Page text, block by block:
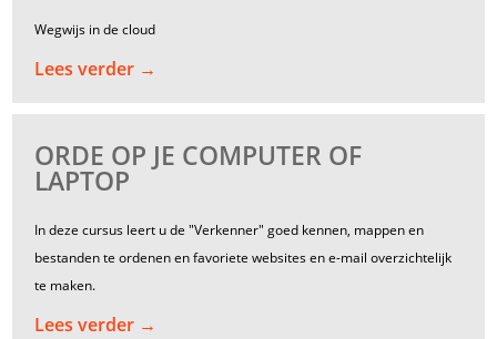
Wegwijs in de cloud
Lees verder →
ORDE OP JE COMPUTER OF
LAPTOP
In deze cursus leert u de "Verkenner" goed kennen, mappen en
bestanden te ordenen en favoriete websites en e-mail overzichtelijk
te maken.
Lees verder →